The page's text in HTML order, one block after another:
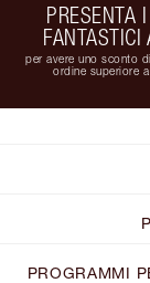
PRESENTA
FANTASTICI
per avere uno sconto
ordine superiore
PROGRAMMI